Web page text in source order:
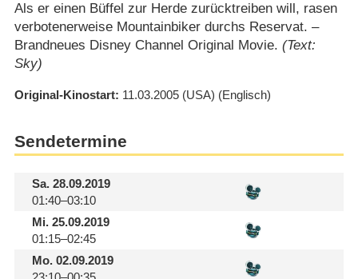
Als er einen Büffel zur Herde zurücktreiben will, rasen
verbotenerweise Mountainbiker durchs Reservat. –
Brandneues Disney Channel Original Movie. (Text:
Sky)
Original-Kinostart 11.03.2005 (USA) (Englisch)
Sendetermine
Sa.28.09.2019
01:40–03:10
Mi.25.09.2019
01:15–02:45
Mo.02.09.2019